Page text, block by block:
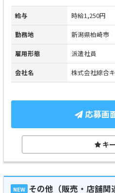
給与 時給1,250円
勤務地 新潟県柏崎
雇用形態 派遣社員
会社名 株式会社綜合
応募画
キ
NEW その他（販売・店舗関